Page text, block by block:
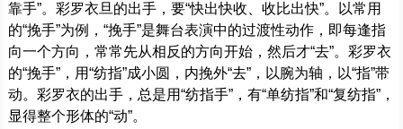
靠手”。彩罗衣旦的出手，要“快出快收、收比出快”。以常用
的“挽手”为例，“挽手”是舞台表演中的过渡性动作，即每逢指
向一个方向，常常先从相反的方向开始，然后才“去”。彩罗衣
的“挽手”，用“纺指”成小圆，内挽外“去”，以腕为轴，以“指”带
动。彩罗衣的出手，总是用“纺指手”，有“单纺指”和“复纺指”，
显得整个形体的“动”。